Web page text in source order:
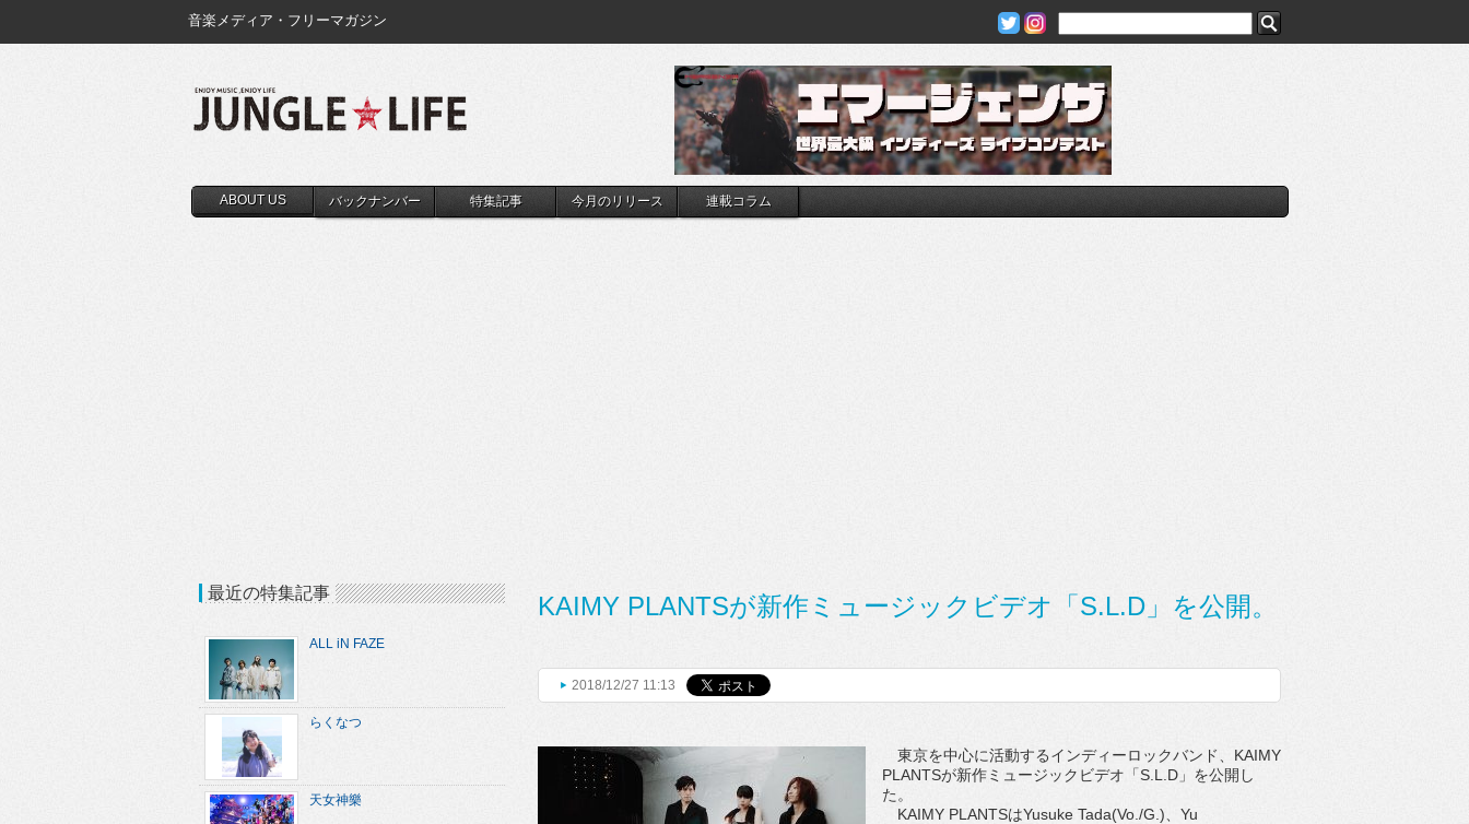
音楽メディア・フリーマガジン
ABOUT US バックナンバー 特集記事 今月のリリース 連載コラム
KAIMY PLANTSが新作ミュージックビデオ「S.L.D」を公開。
2018/12/27 11:13
東京を中心に活動するインディーロックバンド、KAIMY
PLANTSが新作ミュージックビデオ「S.L.D」を公開し
た。
KAIMY PLANTSはYusuke Tada(Vo./G.)、Yu
最近の特集記事
ALL iN FAZE
らくなつ
天女神樂